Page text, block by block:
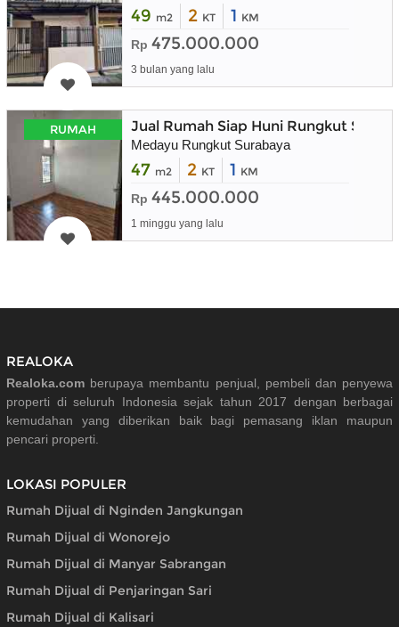
49 m2 2 KT 1 KM
Rp 475.000.000
3 bulan yang lalu
RUMAH Jual Rumah Siap Huni Rungkut
Medayu Rungkut Surabaya
47 m2 2 KT 1 KM
Rp 445.000.000
1 minggu yang lalu
REALOKA
Realoka.com berupaya membantu penjual, pembeli dan penyewa
properti di seluruh Indonesia sejak tahun 2017 dengan berbagai
kemudahan yang diberikan baik bagi pemasang iklan maupun
pencari properti.
LOKASI POPULER
Rumah Dijual di Nginden Jangkungan
Rumah Dijual di Wonorejo
Rumah Dijual di Manyar Sabrangan
Rumah Dijual di Penjaringan Sari
Rumah Dijual di Kalisari